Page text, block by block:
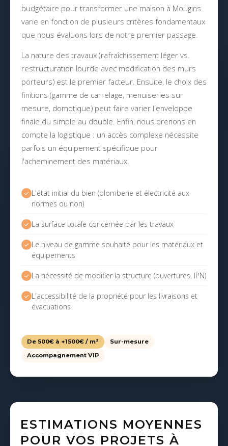
budgétaire pour transformer une maison à Mougins
varie en fonction de plusieurs critères fondamentaux
que nous évaluons lors de notre premier passage.
La nature des travaux (rafraîchissement léger vs.
restructuration lourde avec modification des murs
porteurs) est le premier facteur. Ensuite, le choix des
finitions (gamme de carrelage, menuiseries sur
mesure, domotique) peut faire varier l'enveloppe
finale du simple au double. Enfin, nous prenons en
compte la logistique : un accès complexe nécessite
parfois un équipement spécifique pour
l'acheminement des matériaux.
L'état initial du bien (plomberie et électricité aux
normes ou non)
La surface totale concernée par les travaux
Le niveau de gamme souhaité pour les matériaux et
équipements
La nécessité de modifier la structure (ouvertures, IPN)
L'accessibilité de la propriété pour les livraisons et
évacuations
De 500€ à +1500€ / m²
Sur-mesure
Accompagnement VIP
ESTIMATIONS MOYENNES
POUR VOS PROJETS À